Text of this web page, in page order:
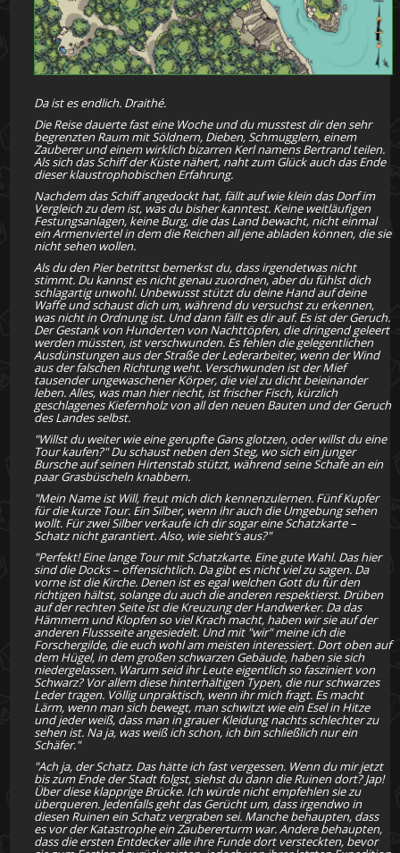
Da ist es endlich. Draithé.
Die Reise dauerte fast eine Woche und du musstest dir den sehr
begrenzten Raum mit Söldnern, Dieben, Schmugglern, einem
Zauberer und einem wirklich bizarren Kerl namens Bertrand teilen.
Als sich das Schiff der Küste nähert, naht zum Glück auch das Ende
dieser klaustrophobischen Erfahrung.
Nachdem das Schiff angedockt hat, fällt auf wie klein das Dorf im
Vergleich zu dem ist, was du bisher kanntest. Keine weitläufigen
Festungsanlagen, keine Burg, die das Land bewacht, nicht einmal
ein Armenviertel in dem die Reichen all jene abladen können, die sie
nicht sehen wollen.
Als du den Pier betrittst bemerkst du, dass irgendetwas nicht
stimmt. Du kannst es nicht genau zuordnen, aber du fühlst dich
schlagartig unwohl. Unbewusst stützt du deine Hand auf deine
Waffe und schaust dich um, während du versuchst zu erkennen,
was nicht in Ordnung ist. Und dann fällt es dir auf. Es ist der Geruch.
Der Gestank von Hunderten von Nachttöpfen, die dringend geleert
werden müssten, ist verschwunden. Es fehlen die gelegentlichen
Ausdünstungen aus der Straße der Lederarbeiter, wenn der Wind
aus der falschen Richtung weht. Verschwunden ist der Mief
tausender ungewaschener Körper, die viel zu dicht beieinander
leben. Alles, was man hier riecht, ist frischer Fisch, kürzlich
geschlagenes Kiefernholz von all den neuen Bauten und der Geruch
des Landes selbst.
"Willst du weiter wie eine gerupfte Gans glotzen, oder willst du eine
Tour kaufen?" Du schaust neben den Steg, wo sich ein junger
Bursche auf seinen Hirtenstab stützt, während seine Schafe an ein
paar Grasbüscheln knabbern.
"Mein Name ist Will, freut mich dich kennenzulernen. Fünf Kupfer
für die kurze Tour. Ein Silber, wenn ihr auch die Umgebung sehen
wollt. Für zwei Silber verkaufe ich dir sogar eine Schatzkarte –
Schatz nicht garantiert. Also, wie sieht’s aus?"
"Perfekt! Eine lange Tour mit Schatzkarte. Eine gute Wahl. Das hier
sind die Docks – offensichtlich. Da gibt es nicht viel zu sagen. Da
vorne ist die Kirche. Denen ist es egal welchen Gott du für den
richtigen hältst, solange du auch die anderen respektierst. Drüben
auf der rechten Seite ist die Kreuzung der Handwerker. Da das
Hämmern und Klopfen so viel Krach macht, haben wir sie auf der
anderen Flussseite angesiedelt. Und mit "wir" meine ich die
Forschergilde, die euch wohl am meisten interessiert. Dort oben auf
dem Hügel, in dem großen schwarzen Gebäude, haben sie sich
niedergelassen. Warum seid ihr Leute eigentlich so fasziniert von
Schwarz? Vor allem diese hinterhältigen Typen, die nur schwarzes
Leder tragen. Völlig unpraktisch, wenn ihr mich fragt. Es macht
Lärm, wenn man sich bewegt, man schwitzt wie ein Esel in Hitze
und jeder weiß, dass man in grauer Kleidung nachts schlechter zu
sehen ist. Na ja, was weiß ich schon, ich bin schließlich nur ein
Schäfer."
"Ach ja, der Schatz. Das hätte ich fast vergessen. Wenn du mir jetzt
bis zum Ende der Stadt folgst, siehst du dann die Ruinen dort? Jap!
Über diese klapprige Brücke. Ich würde nicht empfehlen sie zu
überqueren. Jedenfalls geht das Gerücht um, dass irgendwo in
diesen Ruinen ein Schatz vergraben sei. Manche behaupten, dass
es vor der Katastrophe ein Zaubererturm war. Andere behaupten,
dass die ersten Entdecker alle ihre Funde dort versteckten, bevor